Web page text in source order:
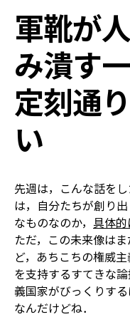
軍靴が
み潰す
定刻通
い
先週は，こんな話をし
は，自分たちが創り
なものなのか， 具体
ただ，この未来像は
ど，あちこちの権威
を支持するすてきな
義国家がびっくりす
なんだけどね．